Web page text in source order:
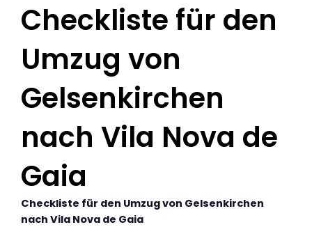
Checkliste für den
Umzug von
Gelsenkirchen
nach Vila Nova de
Gaia
Checkliste für den Umzug von Gelsenkirchen
nach Vila Nova de Gaia